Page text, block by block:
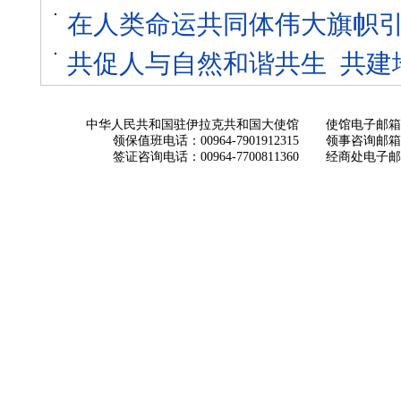
在人类命运共同体伟大旗帜
共促人与自然和谐共生 ​共建
中华人民共和国驻伊拉克共和国大使馆
领保值班电话：00964-7901912315
签证咨询电话：00964-7700811360
使馆电子邮箱
领事咨询邮箱
经商处电子